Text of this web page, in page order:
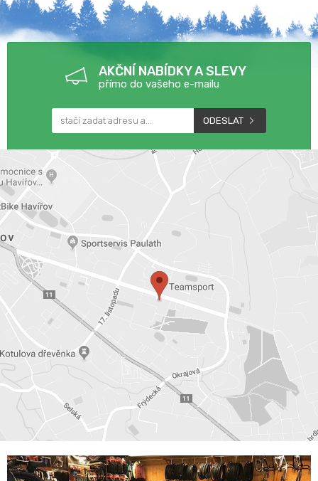
AKČNÍ NABÍDKY A SLEVY
přímo do vašeho e-mailu
ODESLAT